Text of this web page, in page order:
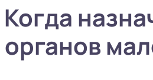
Когда
органов